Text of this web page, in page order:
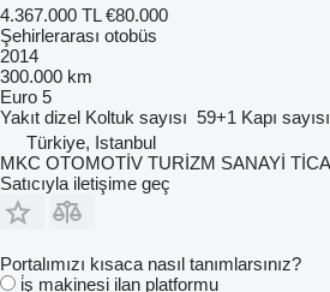
4.367.000 TL €80.000
Şehirlerarası otobüs
2014
300.000 km
Euro 5
Yakıt dizel Koltuk sayısı 59+1 Kapı sayısı
Türkiye, Istanbul
MKC OTOMOTİV TURİZM SANAYİ
Satıcıyla iletişime geç
Portalımızı kısaca nasıl tanımlarsınız?
i̇ş makinesi ilan platformu